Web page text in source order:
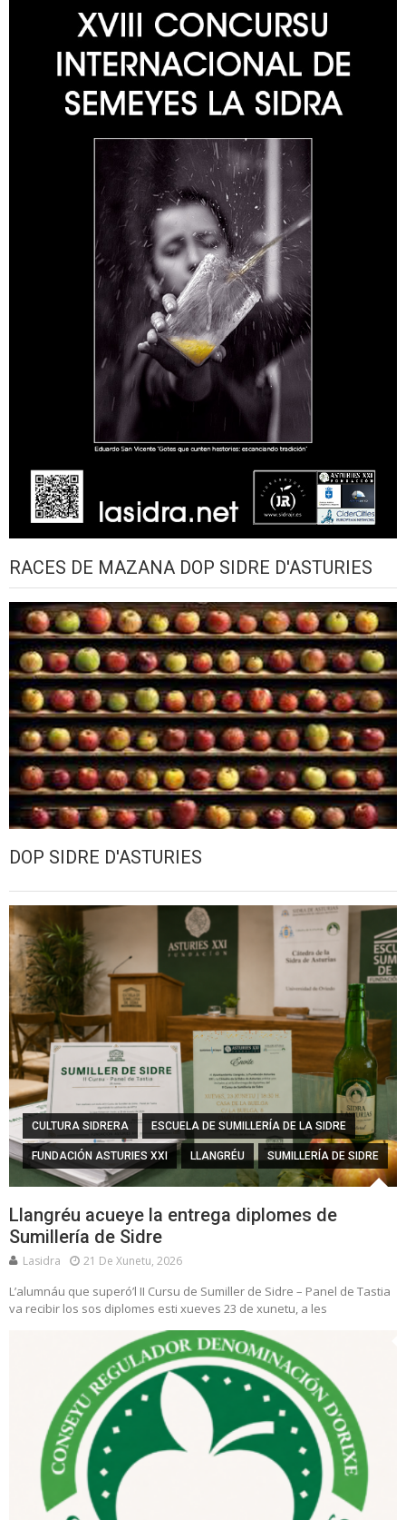
RACES DE MAZANA DOP SIDRE D'ASTURIES
DOP SIDRE D'ASTURIES
CULTURA SIDRERA ESCUELA DE SUMILLERÍA DE LA SIDRE
FUNDACIÓN ASTURIES XXI LLANGRÉU SUMILLERÍA DE SIDRE
Llangréu acueye la entrega diplomes de
Sumillería de Sidre
Lasidra 21 De Xunetu, 2026
L’alumnáu que superó’l II Cursu de Sumiller de Sidre – Panel de Tastia
va recibir los sos diplomes esti xueves 23 de xunetu, a les